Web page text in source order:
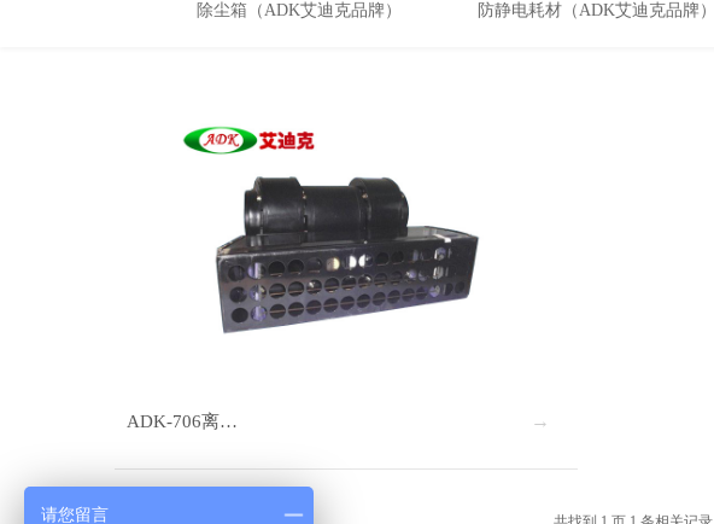
除尘箱（ADK艾迪克品牌） 防静电耗材（ADK艾迪克品牌）
ADK-706离…
请您留言